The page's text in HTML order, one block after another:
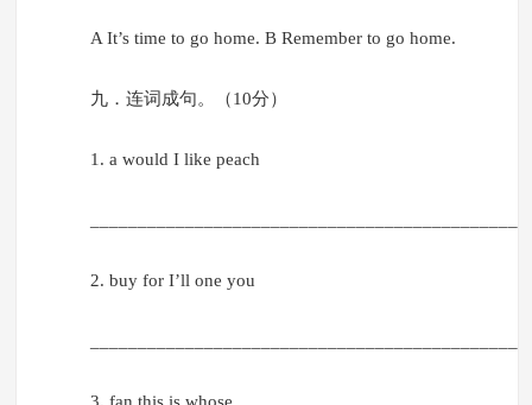
A It’s time to go home. B Remember to go home.
九．连词成句。（10分）
1. a would I like peach
2. buy for I’ll one you